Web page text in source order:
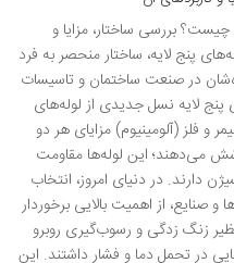
چیست؟ بررسی ساختار، مزایا و
پنج لایه، ساختار منحصر به فرد
در صنعت ساختمان و تاسیسات
پنج لایه نسل جدیدی از لوله‌های
و فلز (آلومینیوم) مزایای هر دو
می‌دهند؛ این لوله‌ها مقاومت
دارند. در دنیای امروز، انتخاب
از اهمیت بالایی برخوردار
زنگ زدگی و رسوب‌گیری روبرو
در تحمل دما و فشار داشتند. این